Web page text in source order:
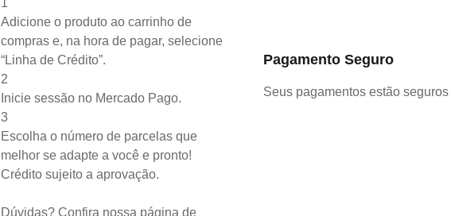
Adicione o produto ao carrinho de
compras e, na hora de pagar, selecione
“Linha de Crédito”.
2
Inicie sessão no Mercado Pago.
3
Escolha o número de parcelas que
melhor se adapte a você e pronto!
Crédito sujeito a aprovação.
Dúvidas? Confira nossa página de
Pagamento Seguro
Seus pagamentos estão